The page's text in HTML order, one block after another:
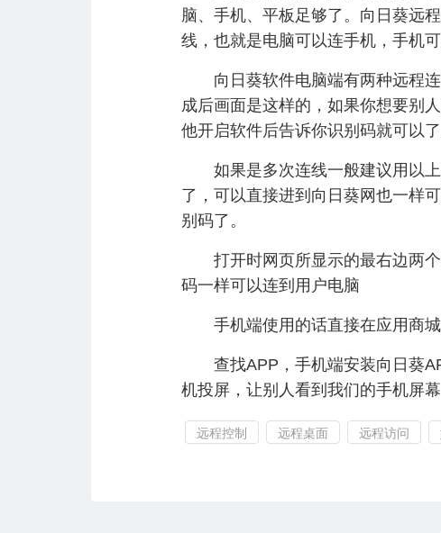
脑、手机、平板足够了。向日葵远
线，也就是电脑可以连手机，手机
向日葵软件电脑端有两种远程连
成后画面是这样的，如果你想要别
他开启软件后告诉你识别码就可以了
如果是多次连线一般建议用以上
了，可以直接进到向日葵网也一样
别码了。
打开时网页所显示的最右边两个
码一样可以连到用户电脑
手机端使用的话直接在应用商城
查找APP，手机端安装向日葵
机投屏，让别人看到我们的手机屏
远程控制 远程桌面 远程访问